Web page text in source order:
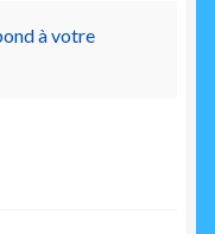
à votre